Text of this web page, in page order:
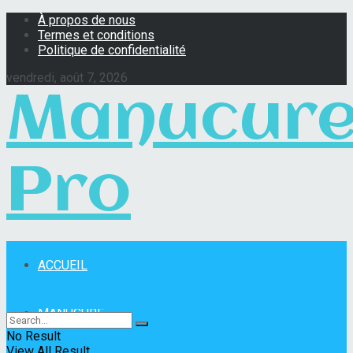
À propos de nous
Termes et conditions
Politique de confidentialité
vendredi, août 7, 2026
Pro
ACCUEIL
MANUCURE
No Result